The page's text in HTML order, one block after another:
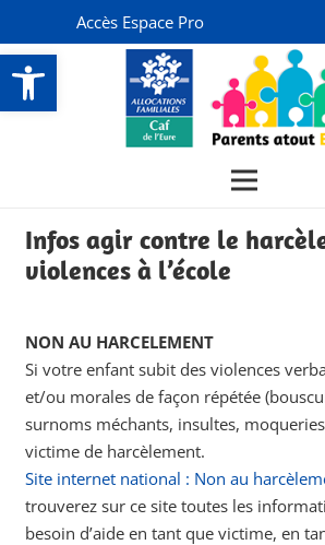
Ouvrir la barre d’outils
Accès Espace Pro
Infos agir contre le
violences à l’école
NON AU HARCELEMENT
Si votre enfant subit des violences
et/ou morales de façon répétée
surnoms méchants, insultes,
victime de harcèlement.
Site internet national : Non au
trouverez sur ce site toutes les
besoin d’aide en tant que victime, en